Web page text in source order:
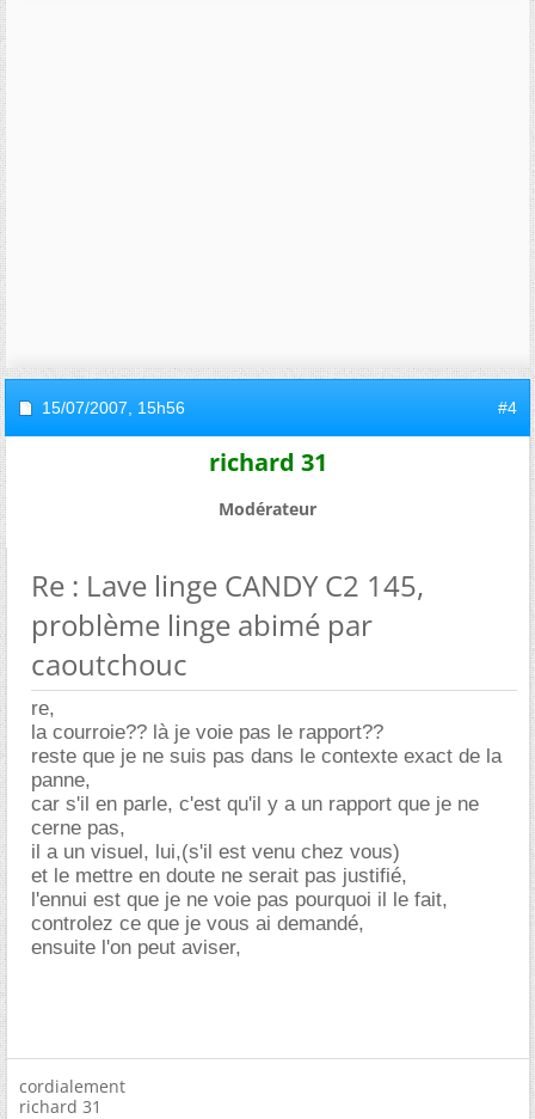
15/07/2007, 15h56 #4
richard 31
Modérateur
Re : Lave linge CANDY C2 145,
problème linge abimé par
caoutchouc
re,
la courroie?? là je voie pas le rapport??
reste que je ne suis pas dans le contexte exact de la
panne,
car s'il en parle, c'est qu'il y a un rapport que je ne
cerne pas,
il a un visuel, lui,(s'il est venu chez vous)
et le mettre en doute ne serait pas justifié,
l'ennui est que je ne voie pas pourquoi il le fait,
controlez ce que je vous ai demandé,
ensuite l'on peut aviser,
cordialement
richard 31